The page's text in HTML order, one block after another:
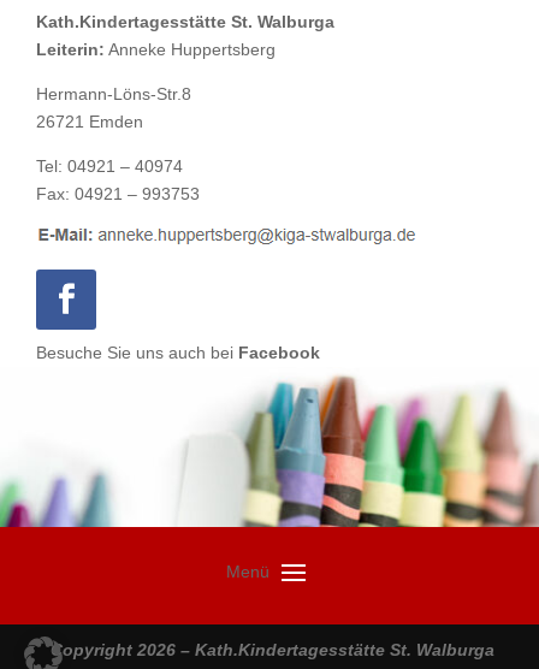
Kath.Kindertagesstätte St. Walburga
Leiterin: Anneke Huppertsberg
Hermann-Löns-Str.8
26721 Emden
Tel: 04921 – 40974
Fax: 04921 – 993753
Besuche Sie uns auch bei Facebook
Copyright 2026– Kath.Kindertagesstätte St. Walburga